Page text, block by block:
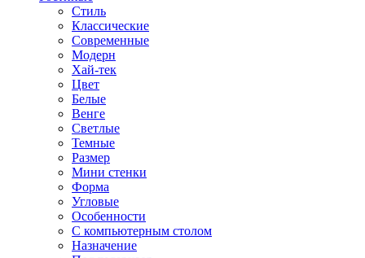
Стиль
Классические
Современные
Модерн
Хай-тек
Цвет
Белые
Венге
Светлые
Темные
Размер
Мини стенки
Форма
Угловые
Особенности
С компьютерным столом
Назначение